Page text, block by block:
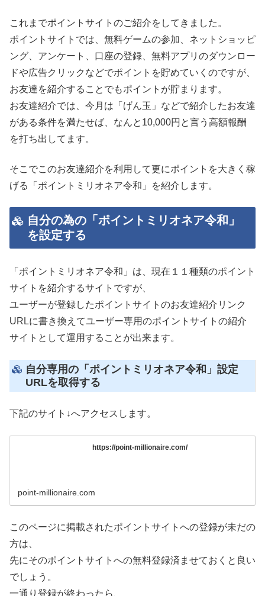
これまでポイントサイトのご紹介をしてきました。
ポイントサイトでは、無料ゲームの参加、ネットショッピ
ング、アンケート、口座の登録、無料アプリのダウンロー
ドや広告クリックなどでポイントを貯めていくのですが、
お友達を紹介することでもポイントが貯まります。
お友達紹介では、今月は「げん玉」などで紹介したお友達
がある条件を満たせば、なんと10,000円と言う高額報酬
を打ち出してます。
そこでこのお友達紹介を利用して更にポイントを大きく稼
げる「ポイントミリオネア令和」を紹介します。
自分の為の「ポイントミリオネア令和」
を設定する
「ポイントミリオネア令和」は、現在１１種類のポイント
サイトを紹介するサイトですが、
ユーザーが登録したポイントサイトのお友達紹介リンク
URLに書き換えてユーザー専用のポイントサイトの紹介
サイトとして運用することが出来ます。
自分専用の「ポイントミリオネア令和」設定
URLを取得する
下記のサイト↓へアクセスします。
https://point-millionaire.com/
point-millionaire.com
このページに掲載されたポイントサイトへの登録が未だの
方は、
先にそのポイントサイトへの無料登録済ませておくと良い
でしょう。
一通り登録が終わったら、